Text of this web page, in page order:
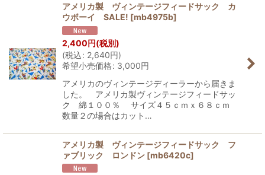
アメリカ製 ヴィンテージフィードサック カ
ウボーイ SALE! [mb4975b]
2,400円(税別)
(税込: 2,640円)
希望小売価格: 3,000円
アメリカのヴィンテージディーラーから届きま
した。 アメリカ製ヴィンテージフィードサッ
ク 綿１００％ サイズ４５ｃｍｘ６８ｃｍ
数量２の場合はカット…
アメリカ製 ヴィンテージフィードサック フ
ァブリック ロンドン [mb6420c]